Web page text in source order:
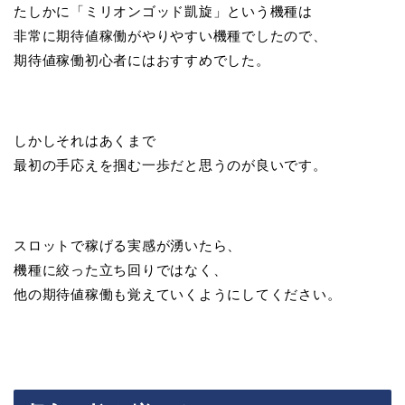
たしかに「ミリオンゴッド凱旋」という機種は
非常に期待値稼働がやりやすい機種でしたので、
期待値稼働初心者にはおすすめでした。
しかしそれはあくまで
最初の手応えを掴む一歩だと思うのが良いです。
スロットで稼げる実感が湧いたら、
機種に絞った立ち回りではなく、
他の期待値稼働も覚えていくようにしてください。